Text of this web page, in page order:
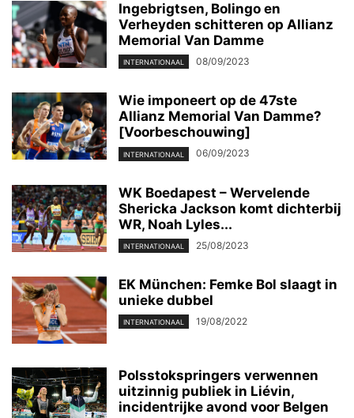
Ingebrigtsen, Bolingo en
Verheyden schitteren op Allianz
Memorial Van Damme
INTERNATIONAAL 08/09/2023
Wie imponeert op de 47ste
Allianz Memorial Van Damme?
[Voorbeschouwing]
INTERNATIONAAL 06/09/2023
WK Boedapest – Wervelende
Shericka Jackson komt dichterbij
WR, Noah Lyles...
INTERNATIONAAL 25/08/2023
EK München: Femke Bol slaagt in
unieke dubbel
INTERNATIONAAL 19/08/2022
Polsstokspringers verwennen
uitzinnig publiek in Liévin,
incidentrijke avond voor Belgen